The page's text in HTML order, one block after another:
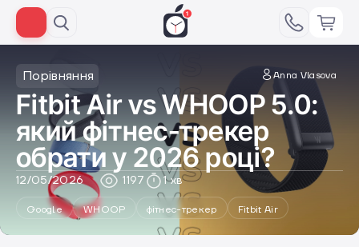
Порівняння Anna Vlasova
Fitbit Air vs WHOOP 5.0:
який фітнес-трекер
обрати у 2026 році?
12/05/2026 1197 1 хв
Google WHOOP фітнес-трекер Fitbit Air